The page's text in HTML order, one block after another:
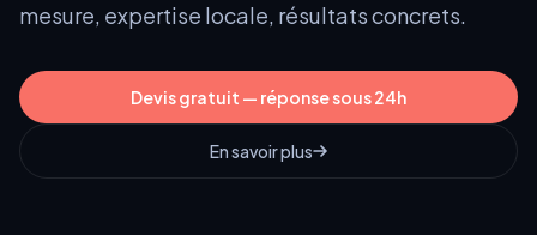
mesure, expertise locale, résultats concrets.
Devis gratuit — réponse sous 24h
En savoir plus